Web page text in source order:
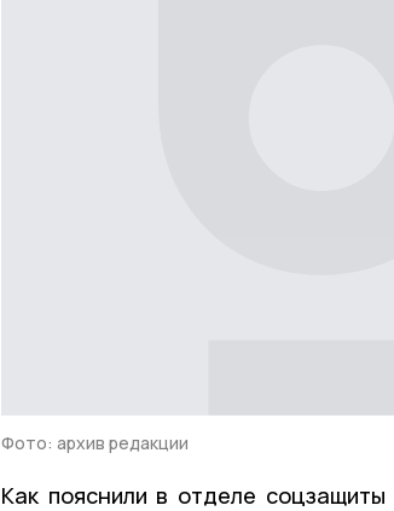
Фото: архив редакции
Как пояснили в отделе соцзащиты